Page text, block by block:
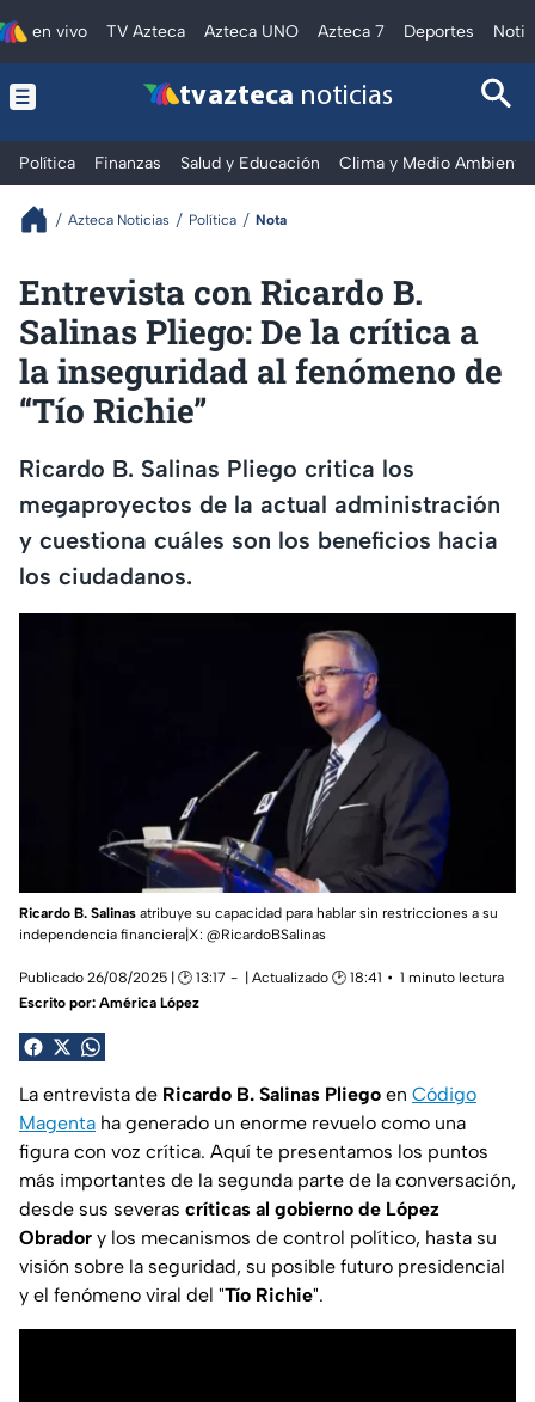
en vivo TV Azteca Azteca UNO Azteca 7 Deportes
tv azteca noticias
Política Finanzas Salud y Educación Clima y Medio Ambiente
Azteca Noticias Política Nota
Entrevista con Ricardo B.
Salinas Pliego: De la crítica a
la inseguridad al fenómeno de
“Tío Richie”
Ricardo B. Salinas Pliego critica los
megaproyectos de la actual administración
y cuestiona cuáles son los beneficios hacia
los ciudadanos.
Ricardo B. Salinas atribuye su capacidad para hablar sin restricciones a su
independencia financiera|X: @RicardoBSalinas
Publicado 26/08/2025 | 🕑 13:17 | Actualizado 🕑 18:41
1 minuto lectura
Escrito por: América López
La entrevista de Ricardo B. Salinas Pliego en Código
Magenta ha generado un enorme revuelo como una
figura con voz crítica. Aquí te presentamos los puntos
más importantes de la segunda parte de la conversación,
desde sus severas críticas al gobierno de López
Obrador y los mecanismos de control político, hasta su
visión sobre la seguridad, su posible futuro presidencial
y el fenómeno viral del "Tío Richie".